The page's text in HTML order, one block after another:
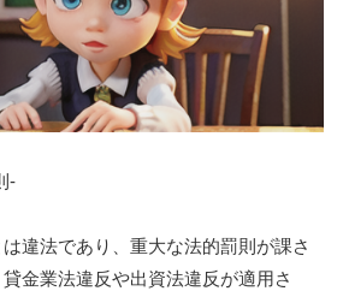
-
違法であり、重大な法的罰則が課さ
金業法違反や出資法違反が適用さ